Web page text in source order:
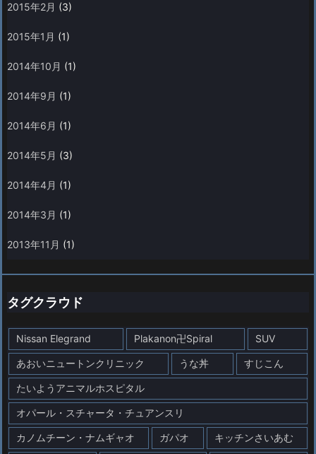
2015年2月 (3)
2015年1月 (1)
2014年10月 (1)
2014年9月 (1)
2014年6月 (1)
2014年5月 (3)
2014年4月 (1)
2014年3月 (1)
2013年11月 (1)
タグクラウド
Nissan Elegrand Plakanon卍Spiral SUV
あおいニュートンクリニック うな丼 すじこん
たいようアニマルホスピタル
オパール・スチャータ・チュアンスリ
カノムチーン・ナムギャオ ガパオ キッチンさいあむ